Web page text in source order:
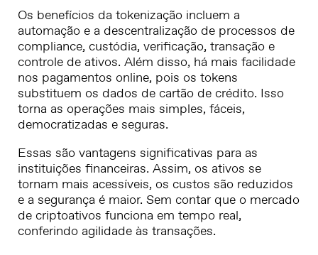
Os benefícios da tokenização incluem a
automação e a descentralização de processos de
compliance, custódia, verificação, transação e
controle de ativos. Além disso, há mais facilidade
nos pagamentos online, pois os tokens
substituem os dados de cartão de crédito. Isso
torna as operações mais simples, fáceis,
democratizadas e seguras.
Essas são vantagens significativas para as
instituições financeiras. Assim, os ativos se
tornam mais acessíveis, os custos são reduzidos
e a segurança é maior. Sem contar que o mercado
de criptoativos funciona em tempo real,
conferindo agilidade às transações.